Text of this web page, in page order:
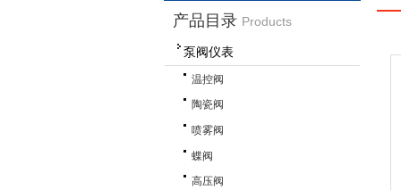
产品目录 Products
泵阀仪表
温控阀
陶瓷阀
喷雾阀
蝶阀
高压阀